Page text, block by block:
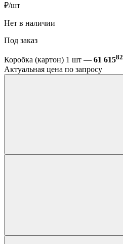
₽/шт
Нет в наличии
Под заказ
Коробка (картон) 1 шт — 61 61582
Актуальная цена по запросу